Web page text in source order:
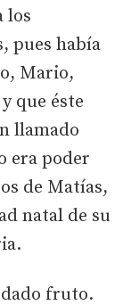
los
pues había
Mario,
que éste
llamado
era poder
de Matías,
natal de su
dado fruto.